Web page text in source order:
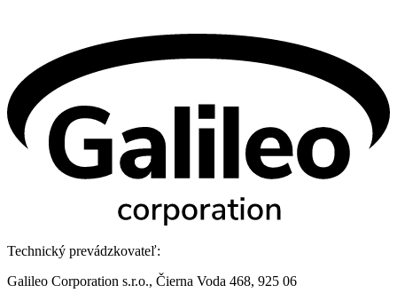
Technický prevádzkovateľ:
Galileo Corporation s.r.o., Čierna Voda 468, 925 06